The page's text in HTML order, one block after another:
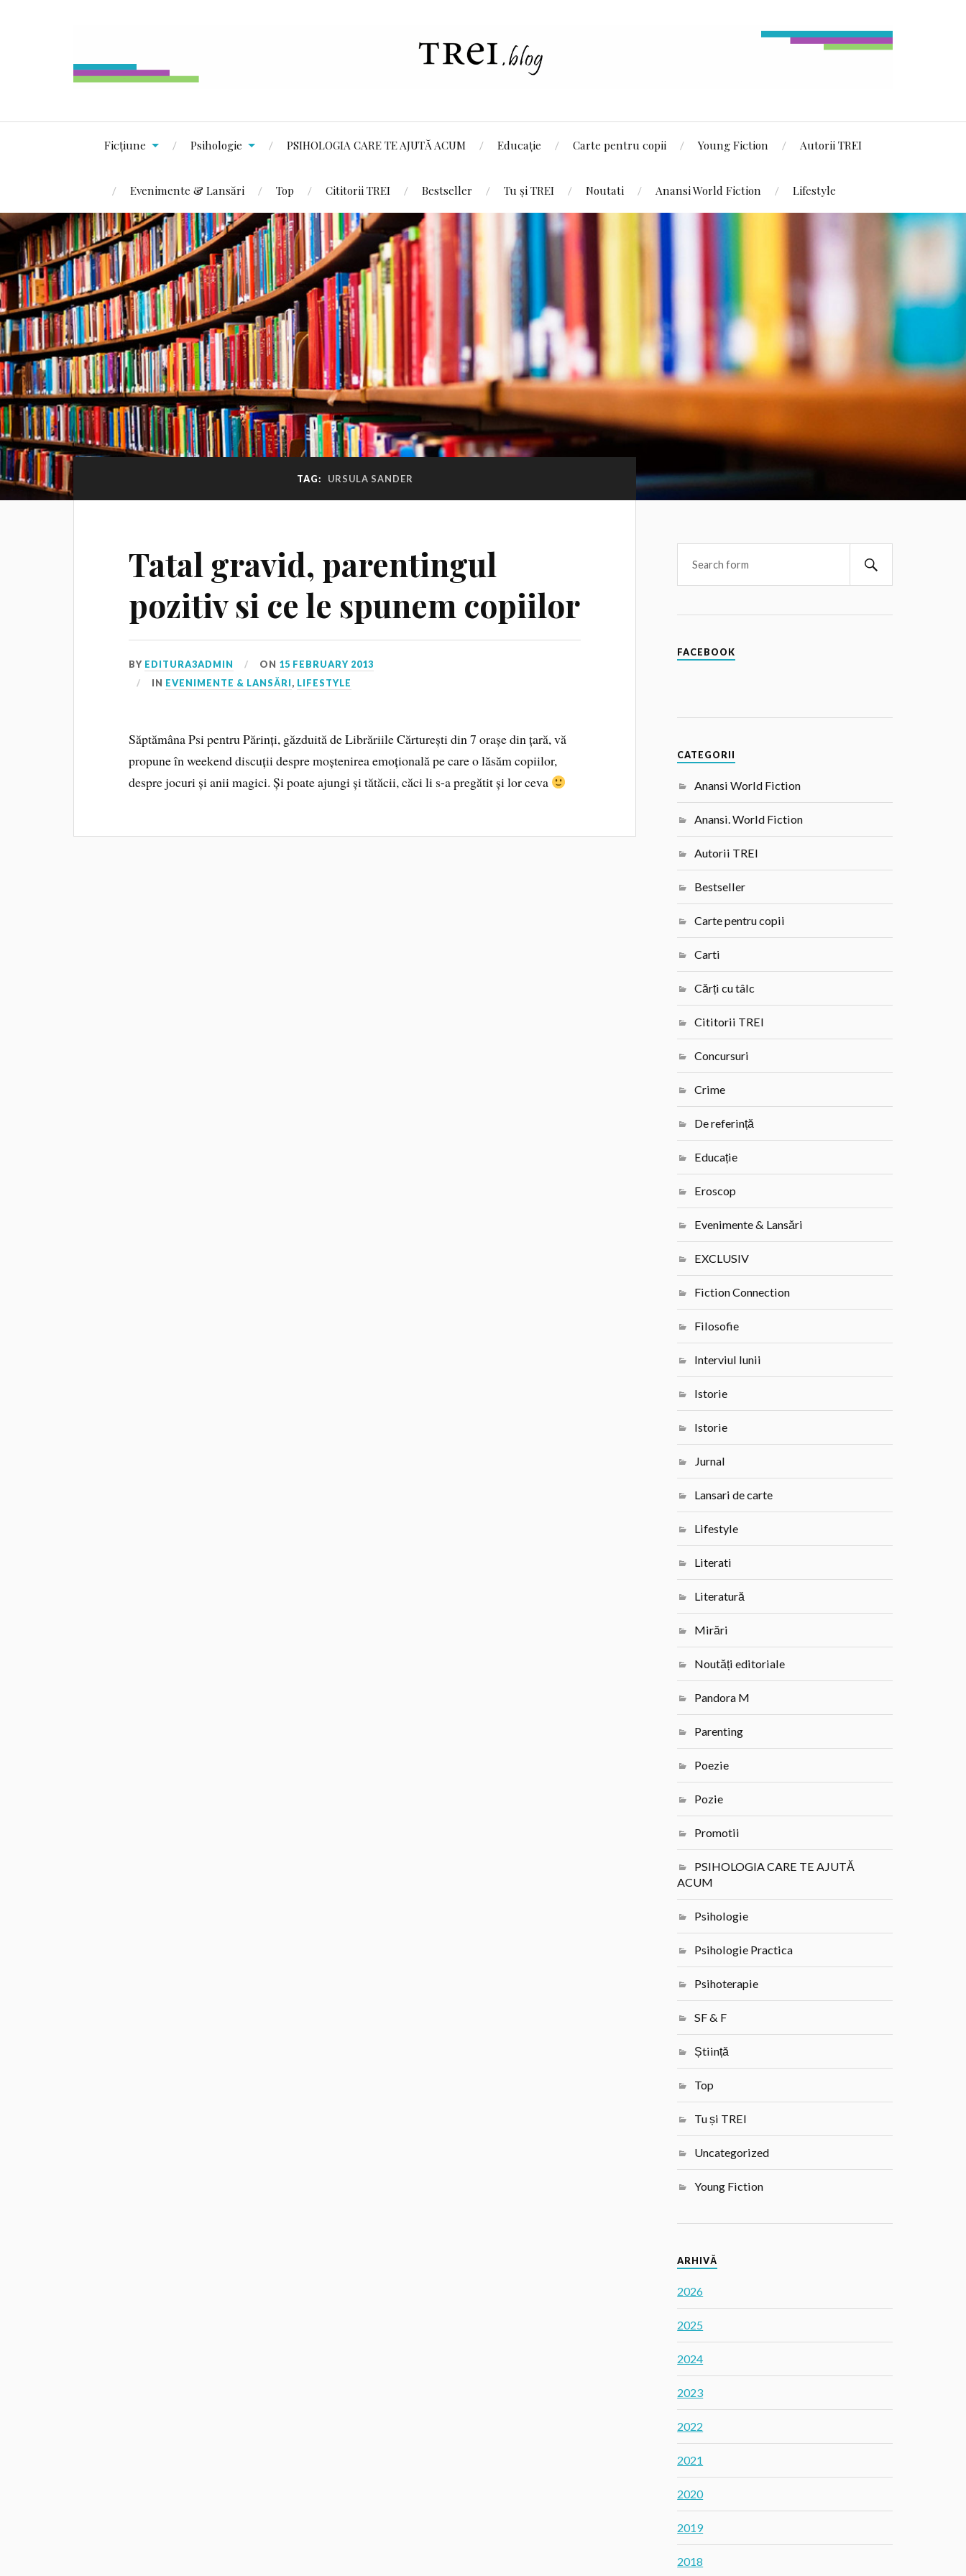
Ficțiune Psihologie PSIHOLOGIA CARE TE AJUTĂ ACUM Educație Carte pentru copii Young Fiction Autorii TREI
Evenimente & Lansări Top Cititorii TREI Bestseller Tu și TREI Noutati Anansi World Fiction Lifestyle
TAG: URSULA SANDER
Tatal gravid, parentingul
pozitiv si ce le spunem copiilor
BY EDITURA3ADMIN ON 15 FEBRUARY 2013
IN EVENIMENTE & LANSĂRI, LIFESTYLE
Săptămâna Psi pentru Părinți, găzduită de Librăriile Cărturești din 7 orașe din țară, vă
propune în weekend discuții despre moștenirea emoțională pe care o lăsăm copiilor,
despre jocuri și anii magici. Și poate ajungi și tătăcii, căci li s-a pregătit și lor ceva
FACEBOOK
CATEGORII
Anansi World Fiction
Anansi. World Fiction
Autorii TREI
Bestseller
Carte pentru copii
Carti
Cărți cu tâlc
Cititorii TREI
Concursuri
Crime
De referință
Educație
Eroscop
Evenimente & Lansări
EXCLUSIV
Fiction Connection
Filosofie
Interviul lunii
Istorie
Istorie
Jurnal
Lansari de carte
Lifestyle
Literati
Literatură
Mirări
Noutăți editoriale
Pandora M
Parenting
Poezie
Pozie
Promotii
PSIHOLOGIA CARE TE AJUTĂ
ACUM
Psihologie
Psihologie Practica
Psihoterapie
SF & F
Știință
Top
Tu și TREI
Uncategorized
Young Fiction
ARHIVĂ
2026
2025
2024
2023
2022
2021
2020
2019
2018